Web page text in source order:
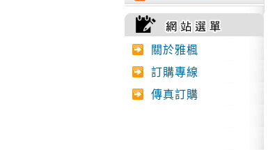
關於雅楓
訂購專線
傳真訂購